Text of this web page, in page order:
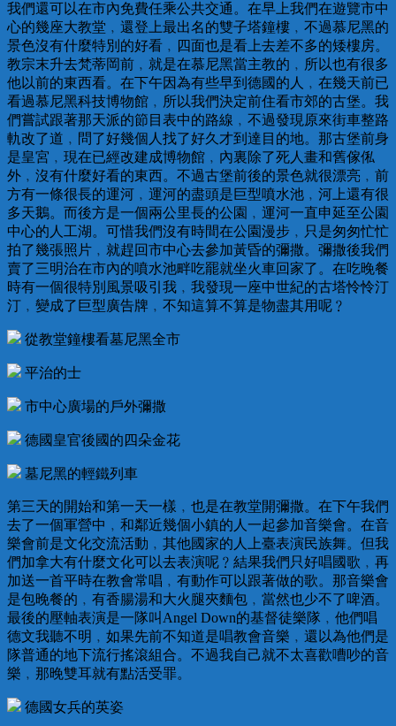
我們還可以在市內免費任乘公共交通。在早上我們在遊覽市中
心的幾座大教堂﹐還登上最出名的雙子塔鐘樓﹐不過慕尼黑的
景色沒有什麼特別的好看﹐四面也是看上去差不多的矮樓房。
教宗末升去梵蒂岡前﹐就是在慕尼黑當主教的﹐所以也有很多
他以前的東西看。在下午因為有些早到德國的人﹐在幾天前已
看過慕尼黑科技博物館﹐所以我們決定前住看市郊的古堡。我
們嘗試跟著那天派的節目表中的路線﹐不過發現原來街車整路
軌改了道﹐問了好幾個人找了好久才到達目的地。那古堡前身
是皇宮﹐現在已經改建成博物館﹐內裏除了死人畫和舊傢俬
外﹐沒有什麼好看的東西。不過古堡前後的景色就很漂亮﹐前
方有一條很長的運河﹐運河的盡頭是巨型噴水池﹐河上還有很
多天鵝。而後方是一個兩公里長的公園﹐運河一直申延至公園
中心的人工湖。可惜我們沒有時間在公園漫步﹐只是匆匆忙忙
拍了幾張照片﹐就趕回市中心去參加黃昏的彌撒。彌撒後我們
賣了三明治在市內的噴水池畔吃罷就坐火車回家了。在吃晚餐
時有一個很特別風景吸引我﹐我發現一座中世紀的古塔怜怜汀
汀﹐變成了巨型廣告牌﹐不知這算不算是物盡其用呢﹖
從教堂鐘樓看墓尼黑全市
平治的士
市中心廣場的戶外彌撒
德國皇官後國的四朵金花
墓尼黑的輕鐵列車
第三天的開始和第一天一樣﹐也是在教堂開彌撒。在下午我們
去了一個軍營中﹐和鄰近幾個小鎮的人一起參加音樂會。在音
樂會前是文化交流活動﹐其他國家的人上臺表演民族舞。但我
們加拿大有什麼文化可以去表演呢﹖結果我們只好唱國歌﹐再
加送一首平時在教會常唱﹐有動作可以跟著做的歌。那音樂會
是包晚餐的﹐有香腸湯和大火腿夾麵包﹐當然也少不了啤酒。
最後的壓軸表演是一隊叫Angel Down的基督徒樂隊﹐他們唱
德文我聽不明﹐如果先前不知道是唱教會音樂﹐還以為他們是
隊普通的地下流行搖滾組合。不過我自己就不太喜歡嘈吵的音
樂﹐那晚雙耳就有點活受罪。
德國女兵的英姿